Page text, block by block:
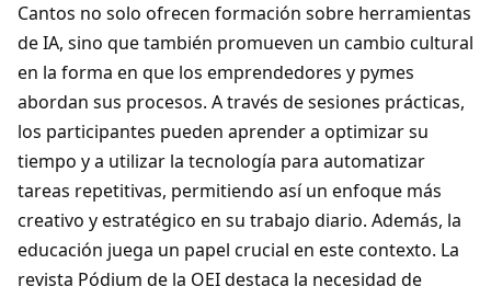
Cantos no solo ofrecen formación sobre herramientas
de IA, sino que también promueven un cambio cultural
en la forma en que los emprendedores y pymes
abordan sus procesos. A través de sesiones prácticas,
los participantes pueden aprender a optimizar su
tiempo y a utilizar la tecnología para automatizar
tareas repetitivas, permitiendo así un enfoque más
creativo y estratégico en su trabajo diario. Además, la
educación juega un papel crucial en este contexto. La
revista Pódium de la OEI destaca la necesidad de